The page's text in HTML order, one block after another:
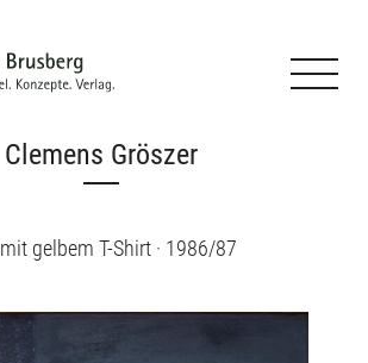
Clemens Gröszer
gelbem T-Shirt · 1986/87